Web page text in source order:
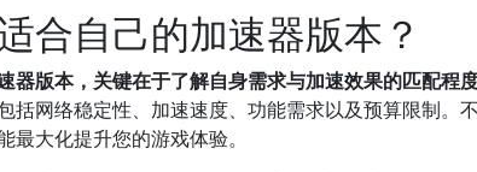
合自己的加速器版本？
器版本，关键在于了解自身需求与加速效果的匹配程度
括网络稳定性、加速速度、功能需求以及预算限制。
最大化提升您的游戏体验。